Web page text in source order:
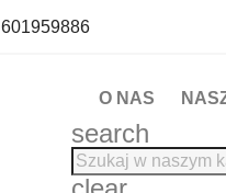
601959886
O NAS
search